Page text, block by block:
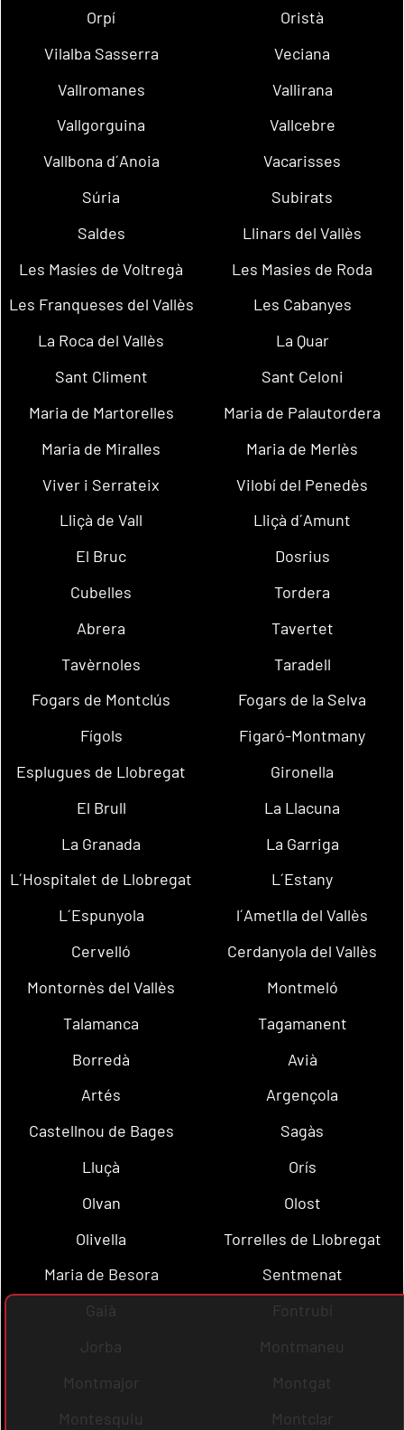
Orpí
Oristà
Vilalba Sasserra
Veciana
Vallromanes
Vallirana
Vallgorguina
Vallcebre
Vallbona d´Anoia
Vacarisses
Súria
Subirats
Saldes
Llinars del Vallès
Les Masíes de Voltregà
Les Masies de Roda
Les Franqueses del Vallès
Les Cabanyes
La Roca del Vallès
La Quar
Sant Climent
Sant Celoni
Maria de Martorelles
Maria de Palautordera
Maria de Miralles
Maria de Merlès
Viver i Serrateix
Vilobí del Penedès
Lliçà de Vall
Lliçà d´Amunt
El Bruc
Dosrius
Cubelles
Tordera
Abrera
Tavertet
Tavèrnoles
Taradell
Fogars de Montclús
Fogars de la Selva
Fígols
Figaró-Montmany
Esplugues de Llobregat
Gironella
El Brull
La Llacuna
La Granada
La Garriga
L´Hospitalet de Llobregat
L´Estany
L´Espunyola
l´Ametlla del Vallès
Cervelló
Cerdanyola del Vallès
Montornès del Vallès
Montmeló
Talamanca
Tagamanent
Borredà
Avià
Artés
Argençola
Castellnou de Bages
Sagàs
Lluçà
Orís
Olvan
Olost
Olivella
Torrelles de Llobregat
Maria de Besora
Sentmenat
Gaià
Fontrubí
Jorba
Montmaneu
Montmajor
Montgat
Montesquiu
Montclar